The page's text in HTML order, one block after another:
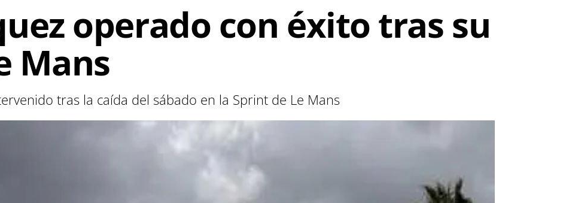
operado con éxito tras su
Mans
tras la caída del sábado en la Sprint de Le Mans